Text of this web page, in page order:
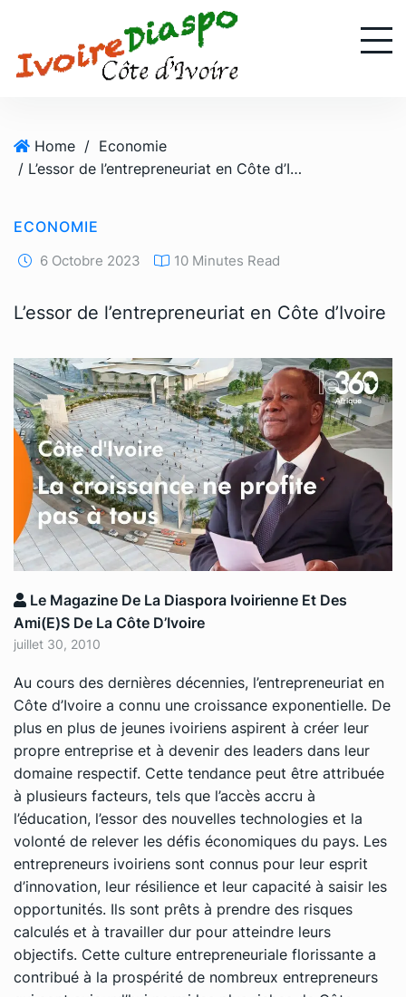
Home / Economie
/ L’essor de l’entrepreneuriat en Côte d’Ivoire
ECONOMIE
6 Octobre 2023 10 Minutes Read
L’essor de l’entrepreneuriat en Côte d’Ivoire
Le Magazine De La Diaspora Ivoirienne Et Des
Ami(e)s De La Côte D’Ivoire
juillet 30, 2010
Au cours des dernières décennies, l’entrepreneuriat en
Côte d’Ivoire a connu une croissance exponentielle. De
plus en plus de jeunes ivoiriens aspirent à créer leur
propre entreprise et à devenir des leaders dans leur
domaine respectif. Cette tendance peut être attribuée
à plusieurs facteurs, tels que l’accès accru à
l’éducation, l’essor des nouvelles technologies et la
volonté de relever les défis économiques du pays. Les
entrepreneurs ivoiriens sont connus pour leur esprit
d’innovation, leur résilience et leur capacité à saisir les
opportunités. Ils sont prêts à prendre des risques
calculés et à travailler dur pour atteindre leurs
objectifs. Cette culture entrepreneuriale florissante a
contribué à la prospérité de nombreux entrepreneurs